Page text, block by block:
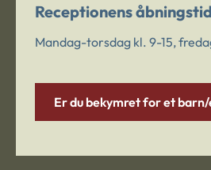
Receptionens
Mandag-torsdag kl. 9-15,
Er du bekymret for et barn/